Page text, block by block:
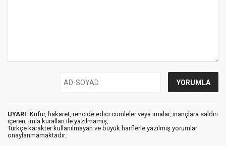
UYARI: Küfür, hakaret, rencide edici cümleler veya imalar, inançlara saldırı
içeren, imla kuralları ile yazılmamış,
Türkçe karakter kullanılmayan ve büyük harflerle yazılmış yorumlar
onaylanmamaktadır.